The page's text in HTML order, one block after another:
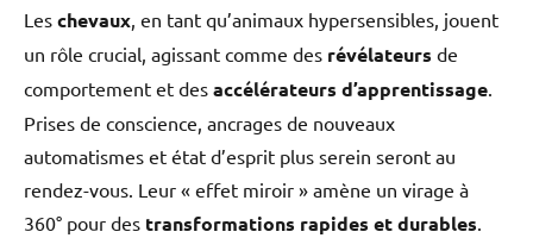
Les chevaux , en tant qu’animaux hypersensibles, jouent
un rôle crucial, agissant comme des révélateurs de
comportement et des accélérateurs d’apprentissage
Prises de conscience, ancrages de nouveaux
automatismes et état d’esprit plus serein seront au
rendez-vous. Leur « effet miroir » amène un virage à
360° pour des transformations rapides et durables